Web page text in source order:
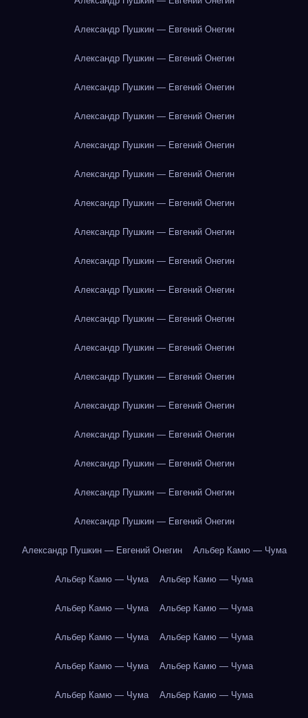
Александр Пушкин — Евгений Онегин
Александр Пушкин — Евгений Онегин
Александр Пушкин — Евгений Онегин
Александр Пушкин — Евгений Онегин
Александр Пушкин — Евгений Онегин
Александр Пушкин — Евгений Онегин
Александр Пушкин — Евгений Онегин
Александр Пушкин — Евгений Онегин
Александр Пушкин — Евгений Онегин
Александр Пушкин — Евгений Онегин
Александр Пушкин — Евгений Онегин
Александр Пушкин — Евгений Онегин
Александр Пушкин — Евгений Онегин
Александр Пушкин — Евгений Онегин
Александр Пушкин — Евгений Онегин
Александр Пушкин — Евгений Онегин
Александр Пушкин — Евгений Онегин
Александр Пушкин — Евгений Онегин
Александр Пушкин — Евгений Онегин Альбер Камю — Чума
Альбер Камю — Чума Альбер Камю — Чума
Альбер Камю — Чума Альбер Камю — Чума
Альбер Камю — Чума Альбер Камю — Чума
Альбер Камю — Чума Альбер Камю — Чума
Альбер Камю — Чума Альбер Камю — Чума